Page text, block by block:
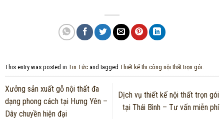
This entry was posted in Tin Tứcand tagged Thiết kế thi công nội thất trọn gói
Xưởng sản xuất gỗ nội thất đa
dạng phong cách tại Hưng Yên –
Dây chuyền hiện đại
Dịch vụ thiết kế nội thất trọn gói
tại Thái Bình – Tư vấn miễn phí